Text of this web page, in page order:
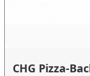
CHG Pizza-